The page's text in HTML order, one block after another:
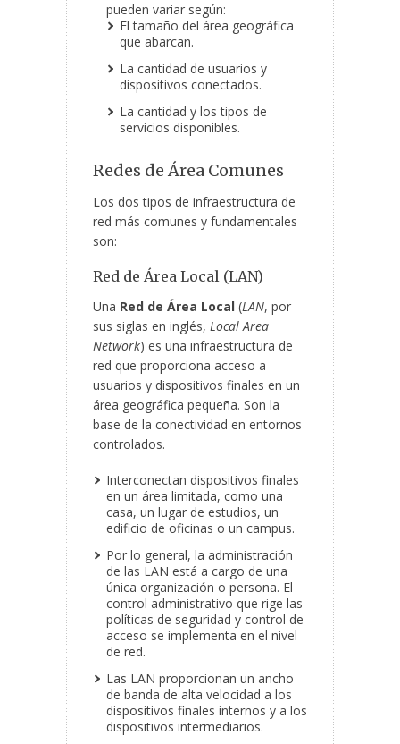
pueden variar según:
El tamaño del área geográfica
que abarcan.
La cantidad de usuarios y
dispositivos conectados.
La cantidad y los tipos de
servicios disponibles.
Redes de Área Comunes
Los dos tipos de infraestructura de
red más comunes y fundamentales
son:
Red de Área Local (LAN)
Una Red de Área Local (LAN, por
sus siglas en inglés, Local Area
Network) es una infraestructura de
red que proporciona acceso a
usuarios y dispositivos finales en un
área geográfica pequeña. Son la
base de la conectividad en entornos
controlados.
Interconectan dispositivos finales
en un área limitada, como una
casa, un lugar de estudios, un
edificio de oficinas o un campus.
Por lo general, la administración
de las LAN está a cargo de una
única organización o persona. El
control administrativo que rige las
políticas de seguridad y control de
acceso se implementa en el nivel
de red.
Las LAN proporcionan un ancho
de banda de alta velocidad a los
dispositivos finales internos y a los
dispositivos intermediarios.